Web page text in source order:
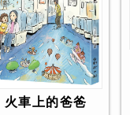
火車上的爸爸